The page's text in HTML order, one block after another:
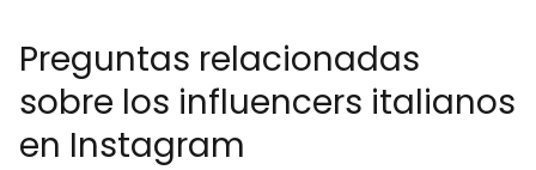
Preguntas relacionadas
sobre los influencers italianos
en Instagram